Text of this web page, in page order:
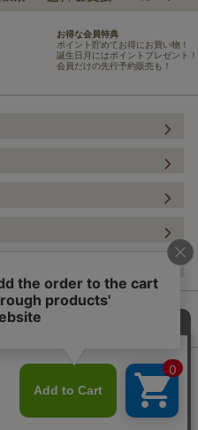
お得な会員特典
ポイント貯めてお得にお買い物！
誕生日月にはポイントプレゼント！
会員だけの先行予約販売も！
ALL rights reserved.